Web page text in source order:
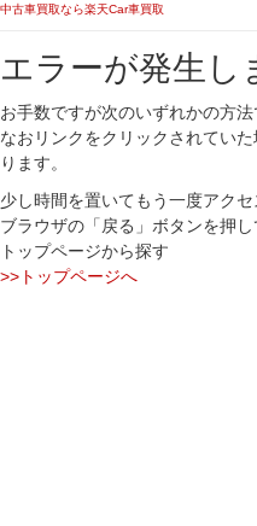
中古車買取なら楽天Car車買取
エラーが発生し
お手数ですが次のいずれかの方法
なおリンクをクリックされてい
ります。
少し時間を置いてもう一度アクセ
ブラウザの「戻る」ボタンを押
トップページから探す
>>トップページへ